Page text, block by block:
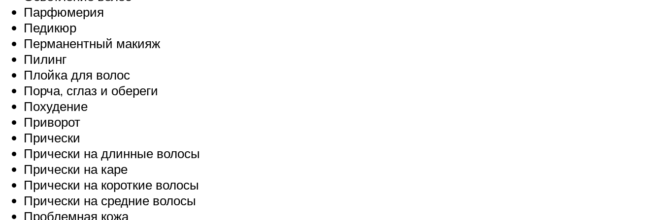
Парфюмерия
Педикюр
Перманентный макияж
Пилинг
Плойка для волос
Порча, сглаз и обереги
Похудение
Приворот
Прически
Прически на длинные волосы
Прически на каре
Прически на короткие волосы
Прически на средние волосы
Проблемная кожа